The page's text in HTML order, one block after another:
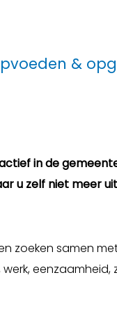
&
in de
u zelf niet meer
zoeken samen
eenzaamheid,